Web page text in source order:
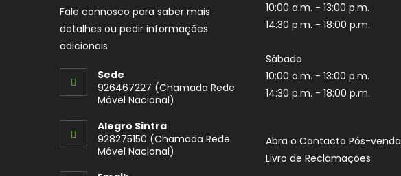
Fale connosco para saber mais
detalhes ou pedir informações
adicionais
Sede
926467227 (Chamada Rede
Móvel Nacional)
in
your
Alegro Sintra
928275150 (Chamada Rede
Móvel Nacional)
10:00 a.m. - 13:00 p.m.
14:30 p.m. - 18:00 p.m.
Sábado
10:00 a.m. - 13:00 p.m.
14:30 p.m. - 18:00 p.m.
Abra o Contacto Pós-venda
Livro de Reclamações